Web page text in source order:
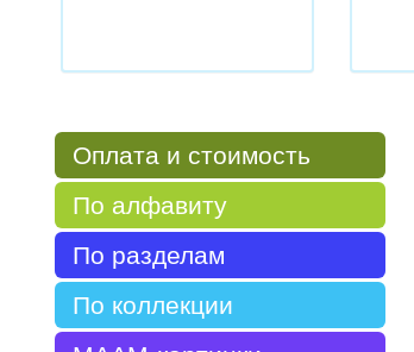
Оплата и стоимость
По алфавиту
По разделам
По коллекции